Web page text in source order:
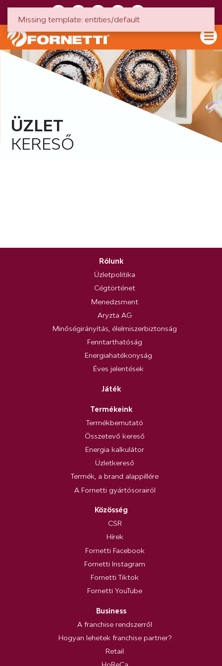
ÜZLET
KERESŐ
Rólunk
Üzletpolitika
Cégtörténet
Menedzsment
Aryzta AG
Minőségirányítás, élelmiszerbiztonság
Fenntarthatóság
Energiahatékonyság
Éves jelentések
Játék
Termékeink
Termékbemutató
Összetevő kereső
Energia kalkulátor
Üzletkereső
Termék, a brand alappillére
A Fornetti gyártósorairól
Közösség
CSR
Hírek
Fornetti Facebook
Fornetti Instagram
Fornetti Tiktok
Fornetti YouTube
Business
A franchise rendszerről
Hogyan lehetek franchise partner?
Retail
Missing template: entities/default